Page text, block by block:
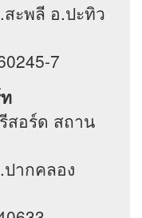
ะพลี อ.ปะทิว
7
สอร์ด สถาน
ากคลอง